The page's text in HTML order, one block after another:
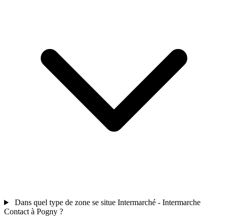
Dans quel type de zone se situe Intermarché - Intermarche
Contact à Pogny ?